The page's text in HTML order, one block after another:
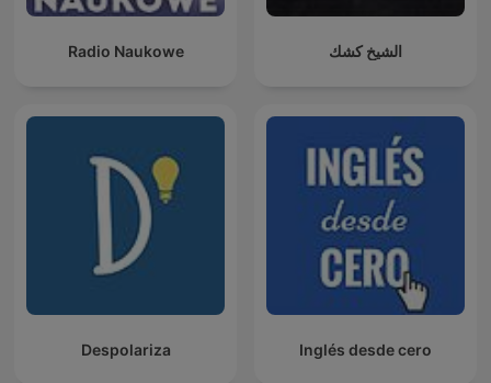
Radio Naukowe الشيخ كشك
Despolariza Inglés desde cero